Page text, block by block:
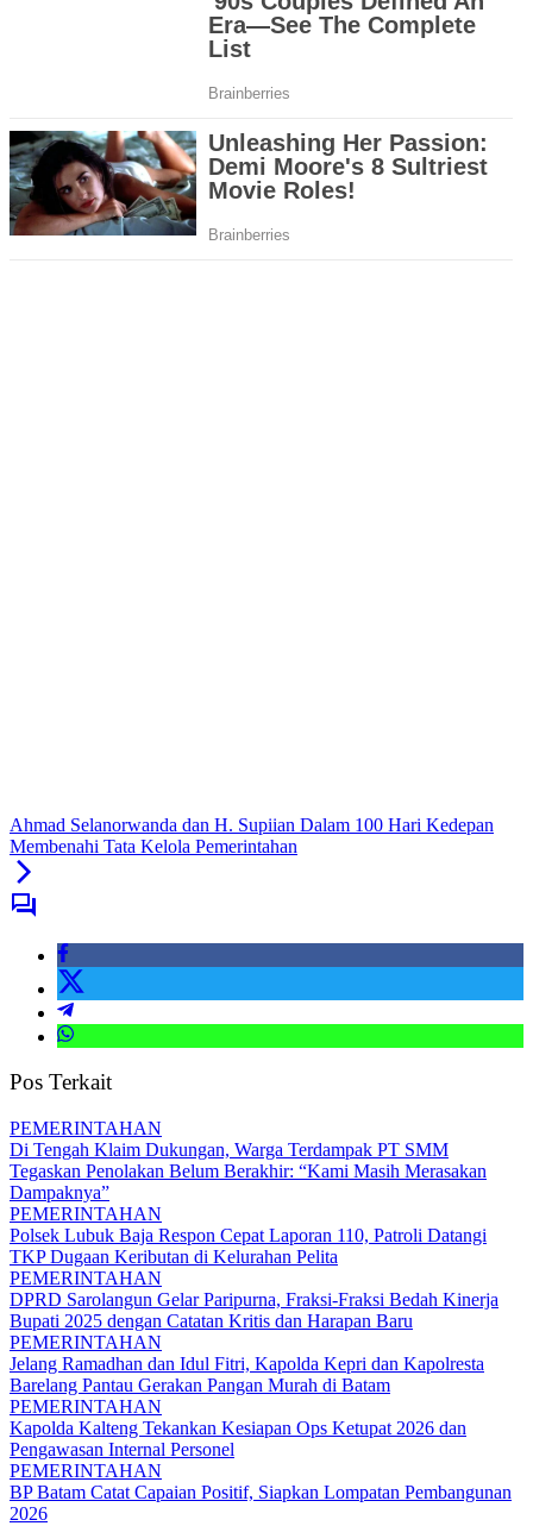
Ahmad Selanorwanda dan H. Supiian Dalam 100 Hari Kedepan
Membenahi Tata Kelola Pemerintahan
Pos Terkait
PEMERINTAHAN
Di Tengah Klaim Dukungan, Warga Terdampak PT SMM
Tegaskan Penolakan Belum Berakhir: “Kami Masih Merasakan
Dampaknya”
PEMERINTAHAN
Polsek Lubuk Baja Respon Cepat Laporan 110, Patroli Datangi
TKP Dugaan Keributan di Kelurahan Pelita
PEMERINTAHAN
DPRD Sarolangun Gelar Paripurna, Fraksi-Fraksi Bedah Kinerja
Bupati 2025 dengan Catatan Kritis dan Harapan Baru
PEMERINTAHAN
Jelang Ramadhan dan Idul Fitri, Kapolda Kepri dan Kapolresta
Barelang Pantau Gerakan Pangan Murah di Batam
PEMERINTAHAN
Kapolda Kalteng Tekankan Kesiapan Ops Ketupat 2026 dan
Pengawasan Internal Personel
PEMERINTAHAN
BP Batam Catat Capaian Positif, Siapkan Lompatan Pembangunan
2026